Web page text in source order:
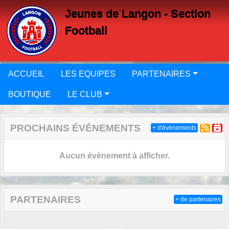
Jeunes de Langon - Section
Football
ACCUEIL LES EQUIPES PARTENAIRES
BOUTIQUE LE CLUB
PROCHAINS ÉVÉNEMENTS
Aucun évènement à afficher.
+ d'évènements
PARTENAIRES + de partenaires
Panneau de gestion des cookies